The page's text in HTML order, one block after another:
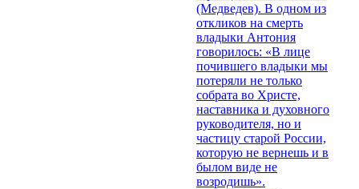
(Медведев). В одном из
откликов на смерть
владыки Антония
говорилось: «В лице
почившего владыки мы
потеряли не только
собрата во Христе,
наставника и духовного
руководителя, но и
частицу старой России,
которую не вернешь и в
былом виде не
возродишь».